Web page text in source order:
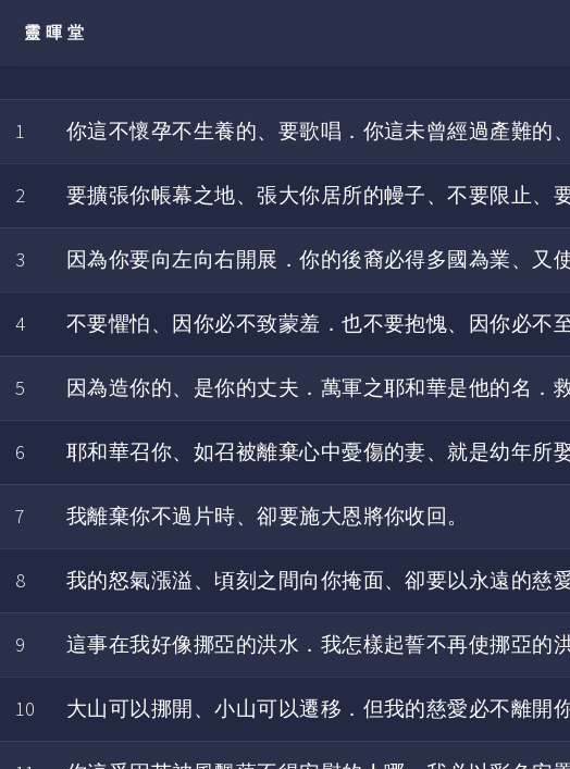
靈暉堂
1
你這不懷孕不生養的、要歌唱．你這未曾經過產難的
2 要擴張你帳幕之地、張大你居所的幔子、不要限止、
3 因為你要向左向右開展．你的後裔必得多國為業、又
4 不要懼怕、因你必不致蒙羞．也不要抱愧、因你必不
5 因為造你的、是你的丈夫．萬軍之耶和華是他的名．
6 耶和華召你、如召被離棄心中憂傷的妻、就是幼年所
7 我離棄你不過片時、卻要施大恩將你收回。
8 我的怒氣漲溢、頃刻之間向你掩面、卻要以永遠的慈
9 這事在我好像挪亞的洪水．我怎樣起誓不再使挪亞的
10 大山可以挪開、小山可以遷移．但我的慈愛必不離開